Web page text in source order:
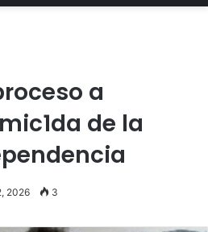
a
de la
2026 3